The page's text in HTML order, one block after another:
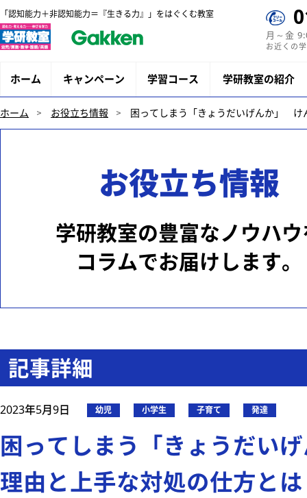
「認知能力＋非認知能力＝『生きる力』」をはぐくむ教室
月～金
お近くの
ホーム キャンペーン 学習コース 学研教室の紹介
ホーム お役立ち情報 困ってしまう「きょうだいげんか」 け
お役立ち情報
学研教室の豊富なノウハ
コラムでお届けします。
記事詳細
2023年5月9日 幼児 小学生 子育て 発達
困ってしまう「きょうだい
理由と上手な対処の仕方とは